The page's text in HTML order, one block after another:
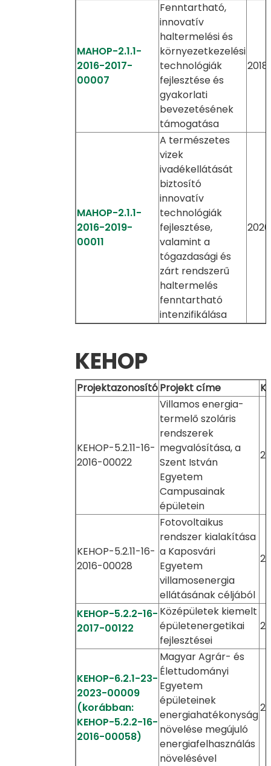
MAHOP-2.1.1-
2016-2017-
00007
Fenntartható,
innovatív
haltermelési és
környezetkezelési
technológiák
fejlesztése és
gyakorlati
bevezetésének
támogatása
MAHOP-2.1.1-
2016-2019-
00011
A természetes
vizek
ivadékellátását
biztosító
innovatív
technológiák
fejlesztése,
valamint a
tógazdasági és
zárt rendszerű
haltermelés
fenntartható
intenzifikálása
KEHOP
ProjektazonosítóProjekt címe
KEHOP-5.2.11-16-
2016-00022
Villamos energia-
termelő szoláris
rendszerek
megvalósítása, a
Szent István
Egyetem
Campusainak
épületein
KEHOP-5.2.11-16-
2016-00028
Fotovoltaikus
rendszer kialakítása
a Kaposvári
Egyetem
villamosenergia
ellátásának céljából
KEHOP-5.2.2-16-
2017-00122
Középületek kiemelt
épületenergetikai
fejlesztései
KEHOP-6.2.1-23-
2023-00009
(korábban:
KEHOP-5.2.2-16-
2016-00058)
Magyar Agrár- és
Élettudományi
Egyetem
épületeinek
energiahatékonyság
növelése megújuló
energiafelhasználás
növelésével